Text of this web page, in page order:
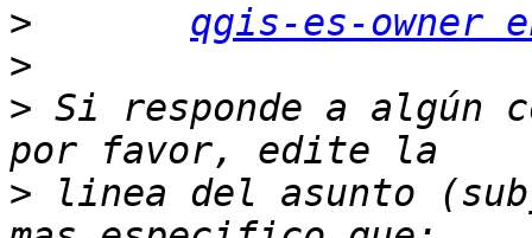
>
qgis-es-owner
>
> Si responde a algún
> linea del asunto